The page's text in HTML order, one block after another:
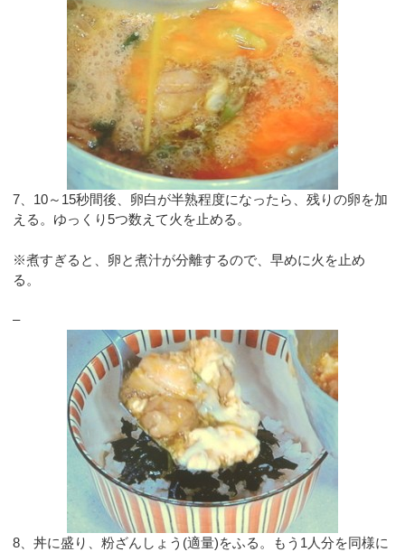
7、10～15秒間後、卵白が半熟程度になったら、残りの卵を加
える。ゆっくり5つ数えて火を止める。
※煮すぎると、卵と煮汁が分離するので、早めに火を止め
る。
–
8、丼に盛り、粉ざんしょう(適量)をふる。もう1人分を同様に